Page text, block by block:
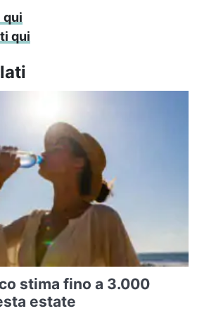
qui
stima fino a 3.000
estate